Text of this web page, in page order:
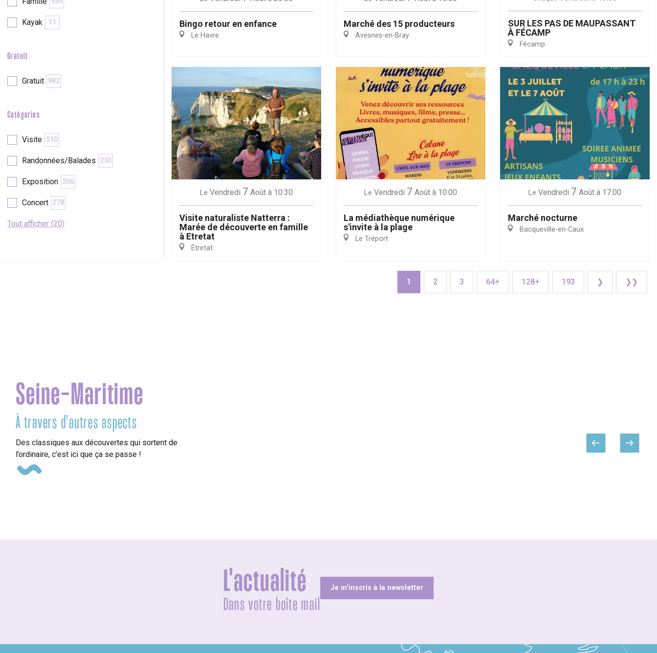
Kayak 11
Gratuit
Gratuit 982
Catégories
Visite 510
Randonnées/Balades 230
Exposition 206
Concert 278
Tout afficher (20)
Bingo retour en enfance
Le Havre
Marché des 15 producteurs
Avesnes-en-Bray
SUR LES PAS DE MAUPASSANT
À FÉCAMP
Fécamp
Le Vendredi 7 Août à 10:30
Visite naturaliste Natterra :
Marée de découverte en famille
à Etretat
Étretat
Le Vendredi 7 Août à 10:00
La médiathèque numérique
s'invite à la plage
Le Tréport
Le Vendredi 7 Août à 17:00
Marché nocturne
Bacqueville-en-Caux
1 2 3 64+ 128+ 193 ❯ ❯❯
Seine-Maritime
À travers d'autres aspects
Des classiques aux découvertes qui sortent de
l’ordinaire, c’est ici que ça se passe !
L'actualité
Dans votre boîte mail
Je m'inscris à la newsletter